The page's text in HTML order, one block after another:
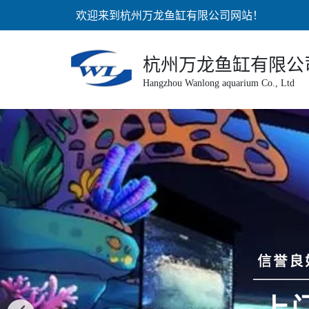
欢迎来到杭州万龙鱼缸有限公司网站！
杭州万龙鱼缸有限
Hangzhou Wanlong aquarium Co., Ltd